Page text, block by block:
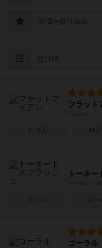
フラット
1～2人 45分
トーネ
2～5人 20～
コーラル